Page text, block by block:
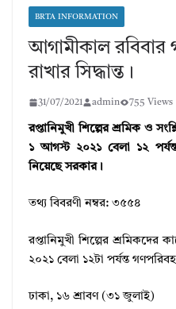
BRTA INFORMATION
আগামীকাল রবিবার
রাখার সিদ্ধান্ত।
31/07/2021 admin 755 Views
রপ্তানিমুখী শিল্পের শ্রমিক ও
১ আগস্ট ২০২১ বেলা ১২ পর্যন্ত
নিয়েছে সরকার।
তথ্য বিবরণী নম্বর: ৩৫৫৪
রপ্তানিমুখী শিল্পের শ্রমিকদের
২০২১ বেলা ১২টা পর্যন্ত
ঢাকা, ১৬ শ্রাবণ (৩১ জুলাই)